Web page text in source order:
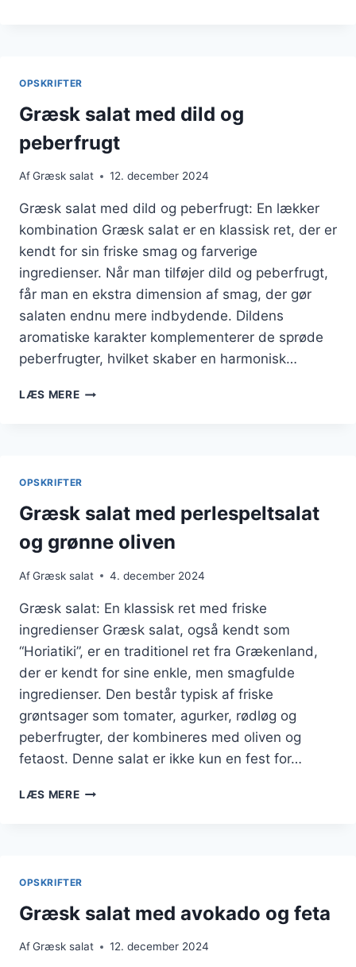
OPSKRIFTER
Græsk salat med dild og
peberfrugt
AfGræsk salat 12. december 2024
Græsk salat med dild og peberfrugt: En lækker
kombination Græsk salat er en klassisk ret, der er
kendt for sin friske smag og farverige
ingredienser. Når man tilføjer dild og peberfrugt,
får man en ekstra dimension af smag, der gør
salaten endnu mere indbydende. Dildens
aromatiske karakter komplementerer de sprøde
peberfrugter, hvilket skaber en harmonisk…
LÆS MEREGRÆSK
OPSKRIFTER
Græsk salat med perlespeltsalat
og grønne oliven
AfGræsk salat 4. december 2024
Græsk salat: En klassisk ret med friske
ingredienser Græsk salat, også kendt som
“Horiatiki”, er en traditionel ret fra Grækenland,
der er kendt for sine enkle, men smagfulde
ingredienser. Den består typisk af friske
grøntsager som tomater, agurker, rødløg og
peberfrugter, der kombineres med oliven og
fetaost. Denne salat er ikke kun en fest for…
LÆS MEREGRÆSK
OPSKRIFTER
Græsk salat med avokado og feta
AfGræsk salat 12. december 2024